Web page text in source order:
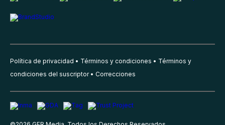
Política de privacidad Términos y condiciones
Términos y
condiciones del suscriptor
Correcciones